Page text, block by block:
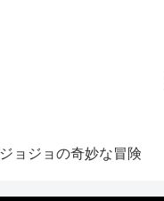
ジョジョの奇妙な冒険